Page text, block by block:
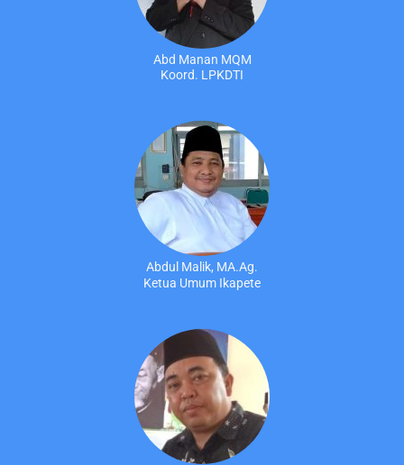
Abd Manan MQM
Koord. LPKDTI
Abdul Malik, MA.Ag.
Ketua Umum Ikapete